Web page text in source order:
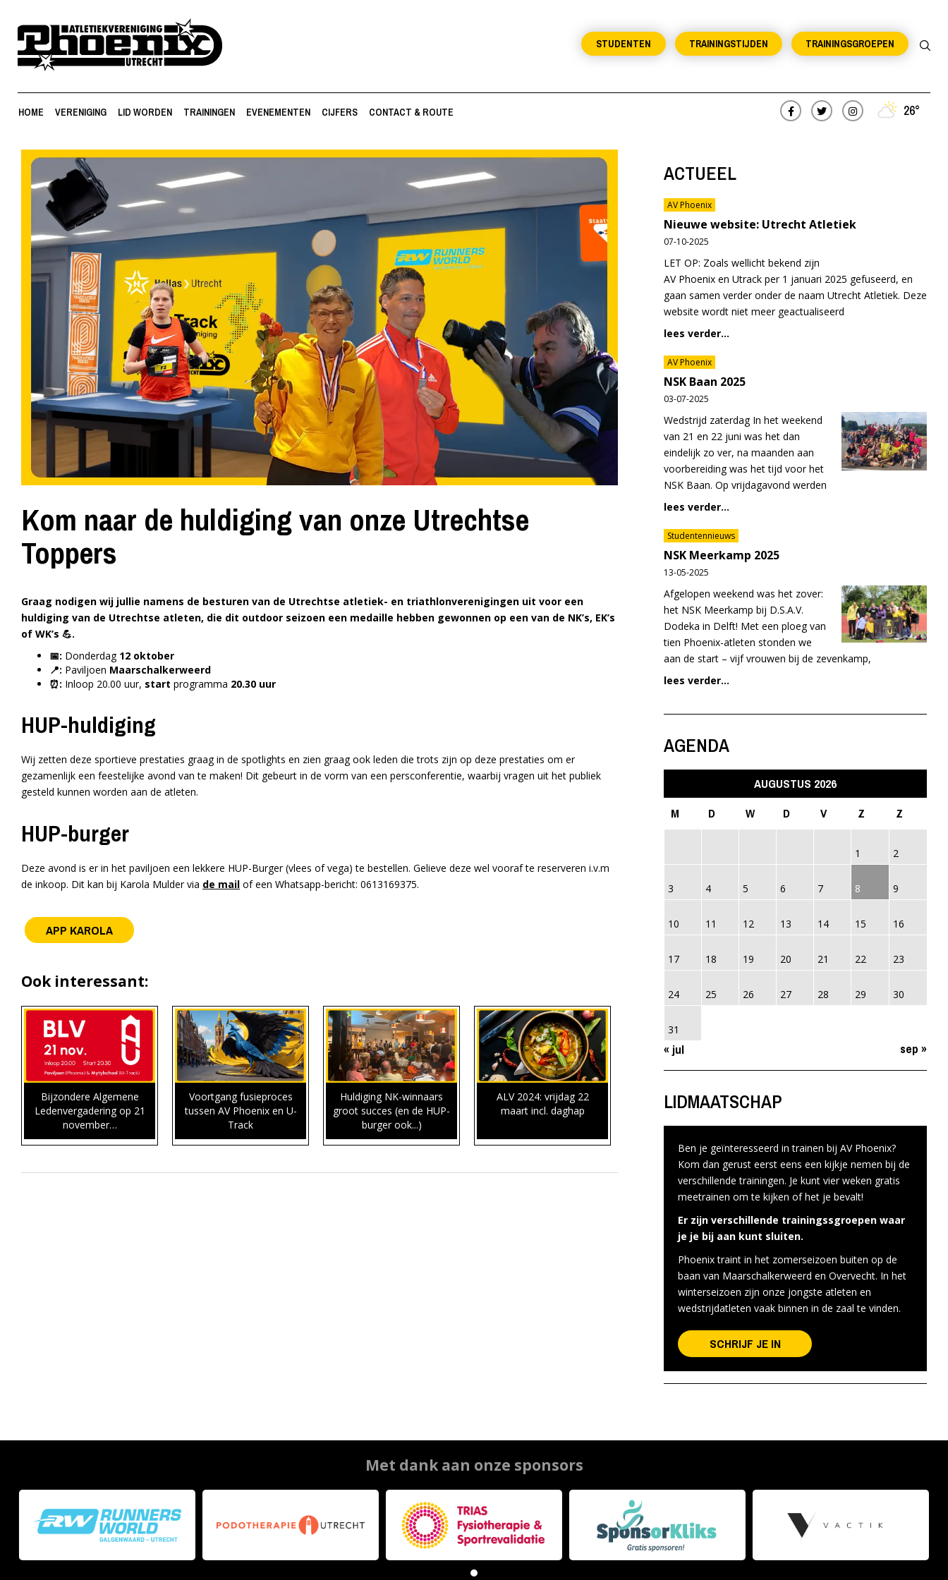
TRAININGSGROEPEN
TRAININGSTIJDEN
STUDENTEN
HOME VERENIGING LID WORDEN TRAININGEN EVENEMENTEN CIJFERS CONTACT & ROUTE 26°
Kom naar de huldiging van onze Utrechtse
Toppers
Graag nodigen wij jullie namens de besturen van de Utrechtse atletiek- en triathlonverenigingen uit voor een
huldiging van de Utrechtse atleten, die dit outdoor seizoen een medaille hebben gewonnen op een van de NK’s, EK’s
of WK’s 💪.
📅: Donderdag 12 oktober
📍: Paviljoen Maarschalkerweerd
⏰: Inloop 20.00 uur, start programma 20.30 uur
HUP-huldiging
Wij zetten deze sportieve prestaties graag in de spotlights en zien graag ook leden die trots zijn op deze prestaties om er
gezamenlijk een feestelijke avond van te maken! Dit gebeurt in de vorm van een persconferentie, waarbij vragen uit het publiek
gesteld kunnen worden aan de atleten.
HUP-burger
Deze avond is er in het paviljoen een lekkere HUP-Burger (vlees of vega) te bestellen. Gelieve deze wel vooraf te reserveren i.v.m
de inkoop. Dit kan bij Karola Mulder via de mail of een Whatsapp-bericht: 0613169375.
APP KAROLA
Ook interessant:
Bijzondere Algemene
Ledenvergadering op 21
november…
Voortgang fusieproces
tussen AV Phoenix en U-
Track
Huldiging NK-winnaars
groot succes (en de HUP-
burger ook...)
ALV 2024: vrijdag 22
maart incl. daghap
ACTUEEL
AV Phoenix
Nieuwe website: Utrecht Atletiek
07-10-2025
LET OP: Zoals wellicht bekend zijn
AV Phoenix en Utrack per 1 januari 2025 gefuseerd, en
gaan samen verder onder de naam Utrecht Atletiek. Deze
website wordt niet meer geactualiseerd
lees verder...
AV Phoenix
NSK Baan 2025
03-07-2025
Wedstrijd zaterdag In het weekend
van 21 en 22 juni was het dan
eindelijk zo ver, na maanden aan
voorbereiding was het tijd voor het
NSK Baan. Op vrijdagavond werden
lees verder...
Studentennieuws
NSK Meerkamp 2025
13-05-2025
Afgelopen weekend was het zover:
het NSK Meerkamp bij D.S.A.V.
Dodeka in Delft! Met een ploeg van
tien Phoenix-atleten stonden we
aan de start – vijf vrouwen bij de zevenkamp,
lees verder...
AGENDA
AUGUSTUS 2026
M
D W D V Z Z
1 2
3 4 5 6 7 8 9
10 11 12 13 14 15 16
17 18 19 20 21 22 23
24 25 26 27 28 29 30
31
« jul sep »
LIDMAATSCHAP
Ben je geïnteresseerd in trainen bij AV Phoenix?
Kom dan gerust eerst eens een kijkje nemen bij de
verschillende trainingen. Je kunt vier weken gratis
meetrainen om te kijken of het je bevalt!
Er zijn verschillende trainingssgroepen waar
je je bij aan kunt sluiten.
Phoenix traint in het zomerseizoen buiten op de
baan van Maarschalkerweerd en Overvecht. In het
winterseizoen zijn onze jongste atleten en
wedstrijdatleten vaak binnen in de zaal te vinden.
SCHRIJF JE IN
Met dank aan onze sponsors